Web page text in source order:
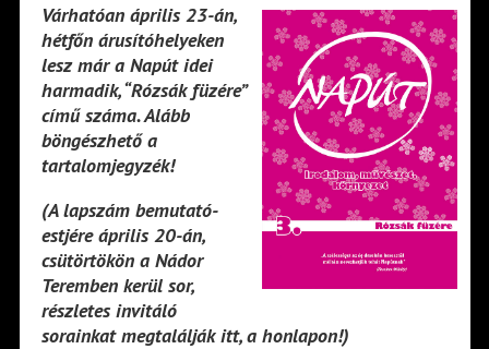
Várhatóan április 23-án,
hétfőn árusítóhelyeken
lesz már a Napút idei
harmadik, “Rózsák füzére”
című száma. Alább
böngészhető a
tartalomjegyzék!
(A lapszám bemutató-
estjére április 20-án,
csütörtökön a Nádor
Teremben kerül sor,
részletes invitáló
sorainkat megtalálják itt, a honlapon!)